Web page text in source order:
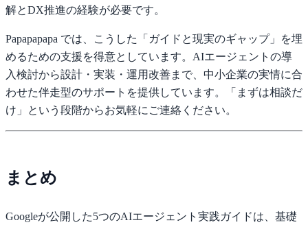
解とDX推進の経験が必要です。
Papapapapa では、こうした「ガイドと現実のギャップ」を埋
めるための支援を得意としています。AIエージェントの導
入検討から設計・実装・運用改善まで、中小企業の実情に合
わせた伴走型のサポートを提供しています。「まずは相談だ
け」という段階からお気軽にご連絡ください。
まとめ
Googleが公開した5つのAIエージェント実践ガイドは、基礎